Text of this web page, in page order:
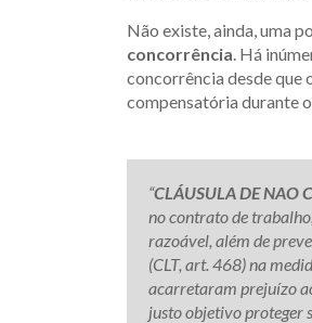
Não existe, ainda, uma
concorrência. Há
concorrência desde que
compensatória durante
“CLÁUSULA DE NAO
no contrato de
razoável, além de
(CLT, art. 468) na
acarretaram prejuízo
justo objetivo proteger